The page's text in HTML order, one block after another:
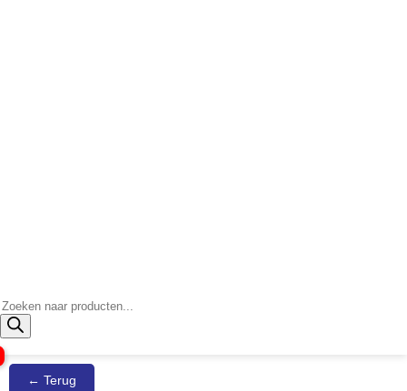
Producten
zoeken
← Terug